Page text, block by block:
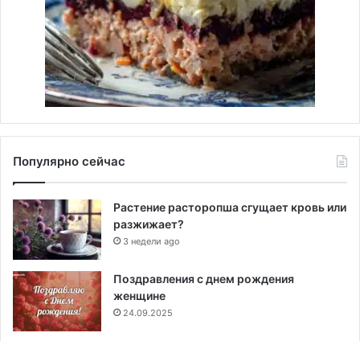
Популярно сейчас
Растение расторопша сгущает кровь или
разжижает?
3 недели ago
Поздравления с днем рождения
женщине
24.09.2025